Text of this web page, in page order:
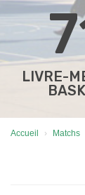
LIVRE-
Accueil Matchs